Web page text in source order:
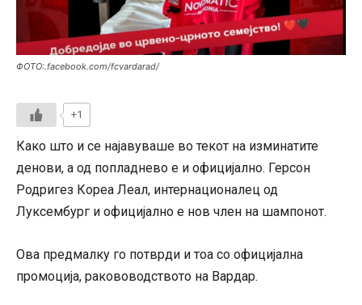
ФОТО:.facebook.com/fcvardarad/
+1
Како што и се најавуваше во текот на изминатите
денови, а од попладнево е и официјално. Герсон
Родригез Кореа Леал, интернационалец од
Луксембург и официјално е нов член на шампонот.
Ова предмалку го потврди и тоа со официјална
промоција, ракововодството на Вардар.